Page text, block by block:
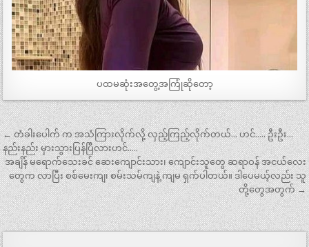
ပထမဆုံးအတွေ့အကြုံဆိုတော့
Post
navigation
← တံခါးပေါက် က အသံကြားလိုက်လို့ လှည့်ကြည့်လိုက်တယ်… ဟင်….. ဦးဦး…
နည်းနည်း မှားသွားပြန်ပြီလားဟင်…..
အချိန် မရောက်သေးခင် ဆေးကျောင်းသား၊ ကျောင်းသူတွေ ဆရာဝန် အငယ်လေး
တွေက လာပြီး စစ်မေးကျ၊ စမ်းသမ်ကျနဲ့ ကျမ ရှက်ပါတယ်။ ဒါပေမယ့်လည်း သူ
တို့တွေအတွက် →